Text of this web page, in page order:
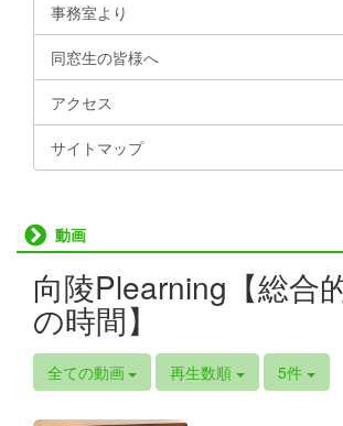
事務室より
同窓生の皆様へ
アクセス
サイトマップ
動画
向陵Plearning【総合
の時間】
全ての動画 再生数順 5件